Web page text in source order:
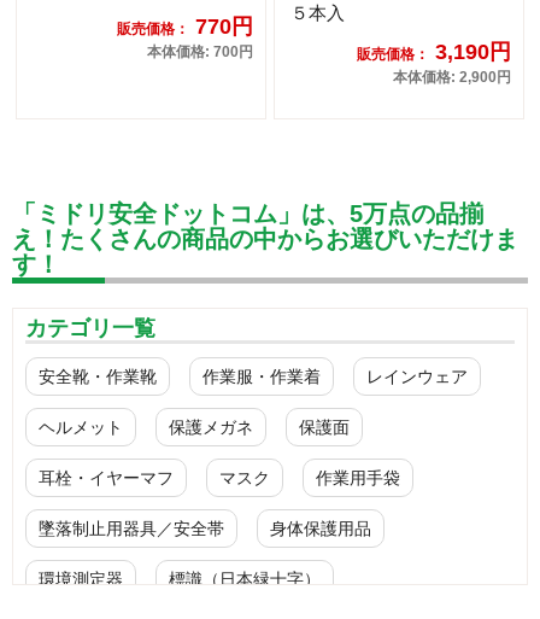
販売価格： 770円
本体価格: 700円
５本入
販売価格： 3,190円
本体価格: 2,900円
「ミドリ安全ドットコム」は、5万点の品揃
え！たくさんの商品の中からお選びいただけま
す！
カテゴリ一覧
安全靴・作業靴 作業服・作業着 レインウェア
ヘルメット 保護メガネ 保護面
耳栓・イヤーマフ マスク 作業用手袋
墜落制止用器具／安全帯 身体保護用品
環境測定器 標識（日本緑十字）